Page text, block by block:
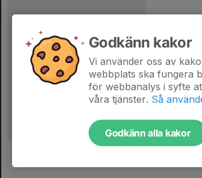
Godkänn kakor
Vi använder oss av
webbplats ska fungera
för webbanalys i syfte
våra tjänster. Så
Godkänn alla kakor